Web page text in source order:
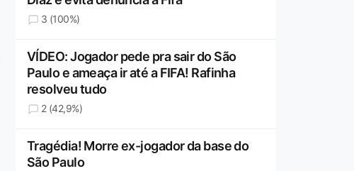
3 (100%)
VÍDEO: Jogador pede pra sair do São
Paulo e ameaça ir até a FIFA! Rafinha
resolveu tudo
2 (42,9%)
Tragédia! Morre ex-jogador da base do
São Paulo